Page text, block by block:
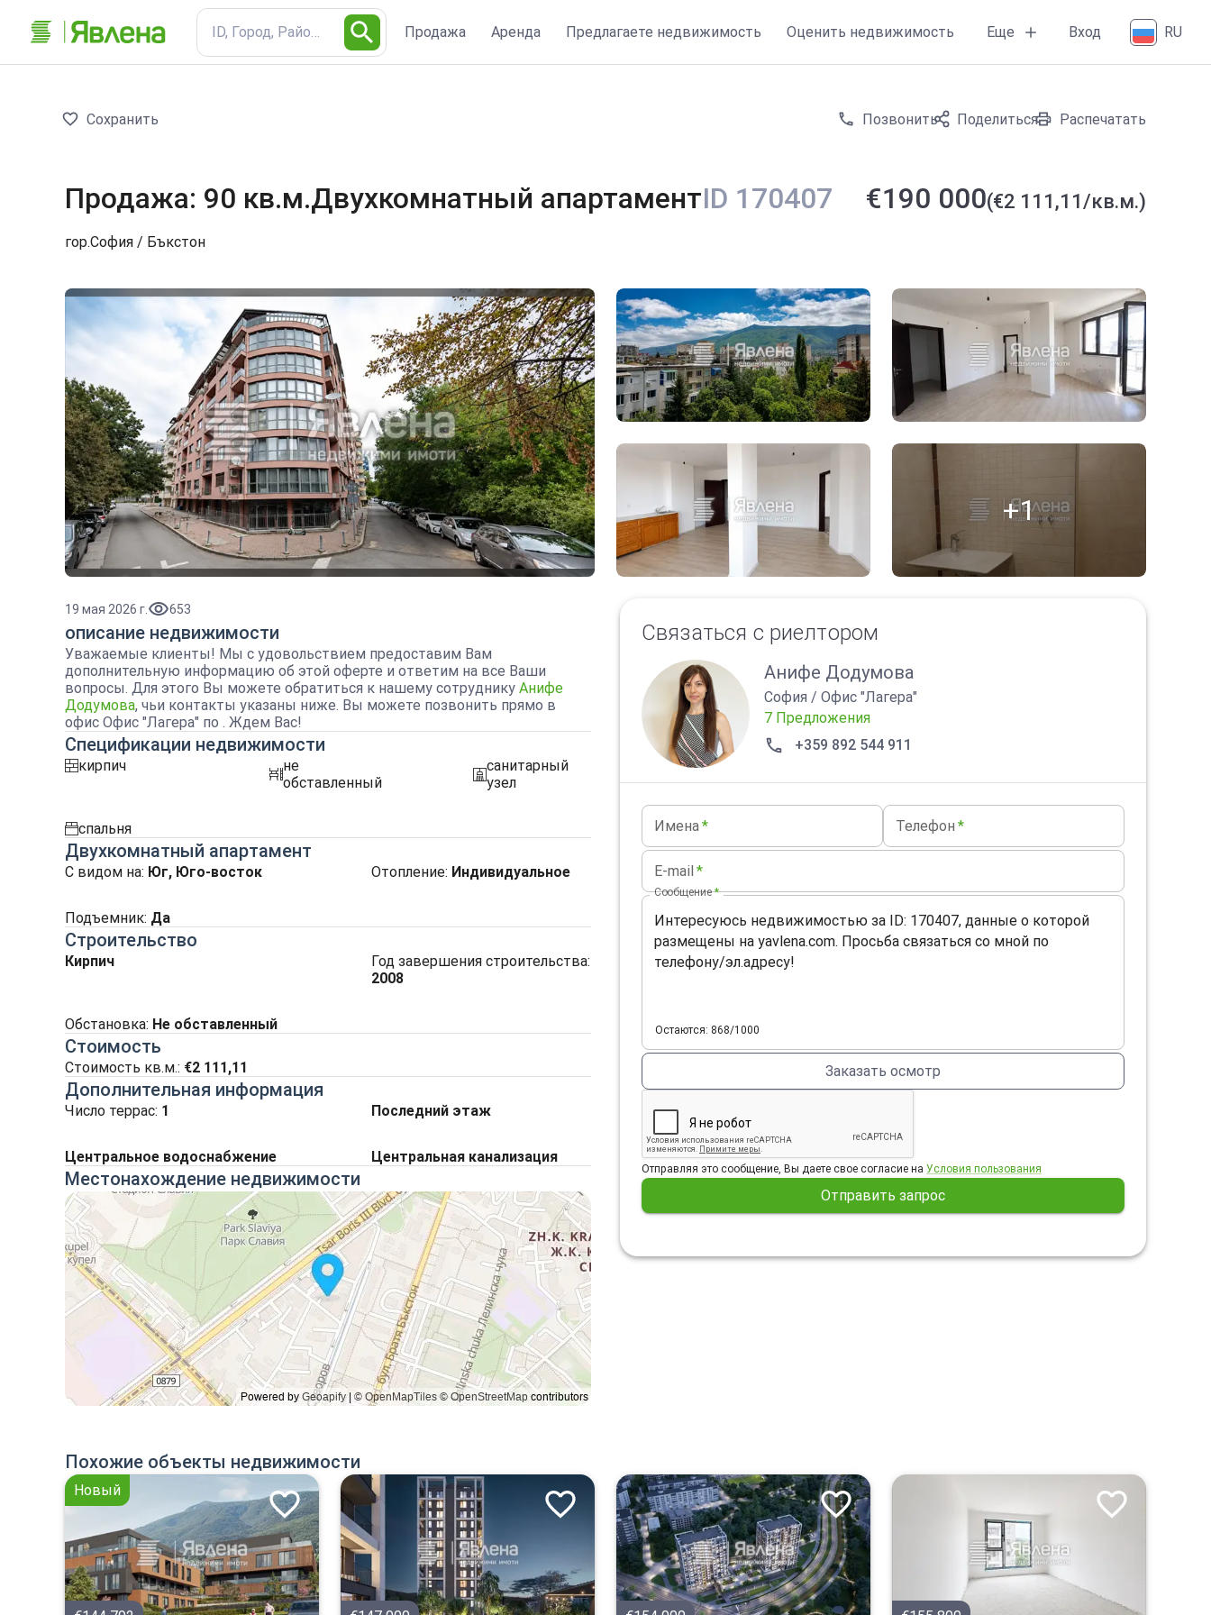
ID, Город, Район, Тип недвижимости
Продажа Аренда Предлагаете недвижимость Оценить недвижимость Еще Вход RU
Сохранить Позвонить Поделиться Распечатать
Продажа: 90 кв.м.Двухкомнатный апартаментID 170407 €190 000(€2 111,11/кв.м.)
гор.София / Бъкстон
+1
19 мая 2026 г. 653
описание недвижимости
Уважаемые клиенты! Мы с удовольствием предоставим Вам
дополнительную информацию об этой оферте и ответим на все Ваши
вопросы. Для этого Вы можете обратиться к нашему сотруднику Анифе
Додумова, чьи контакты указаны ниже. Вы можете позвонить прямо в
офис Офис "Лагера" по . Ждем Вас!
Спецификации недвижимости
tuhlaкирпич obzavejdne_0не
обставленный
sanitarno_pomeshtenie санитарный
узел
spalniaспальня
Двухкомнатный апартамент
С видом на: Юг, Юго-восток Отопление: Индивидуальное
Подъемник: Да
Строительство
Кирпич
Год завершения строительства:
2008
Обстановка: Не обставленный
Стоимость
Стоимость кв.м.: €2 111,11
Дополнительная информация
Число террас: 1 Последний этаж
Центральное водоснабжение Центральная канализация
Местонахождение недвижимости
Связаться с риелтором
Анифе Додумова
София / Офис "Лагера"
7 Предложения
+359 892 544 911
Имена* Телефон *
E-mail *
Сообщение*
Остаются: 868/1000
Заказать осмотр
Отправляя это сообщение, Вы даете свое согласие на Условия пользования
Отправить запрос
Похожие объекты недвижимости
Новый